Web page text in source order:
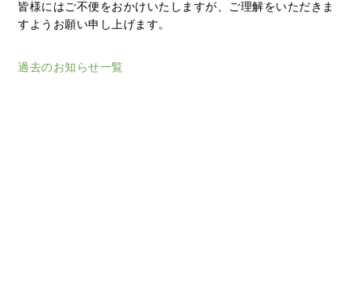
皆様にはご不便をおかけいたしますが、ご理解をいただきま
すようお願い申し上げます。
過去のお知らせ一覧